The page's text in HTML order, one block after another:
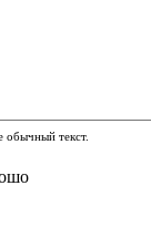
обычный текст.